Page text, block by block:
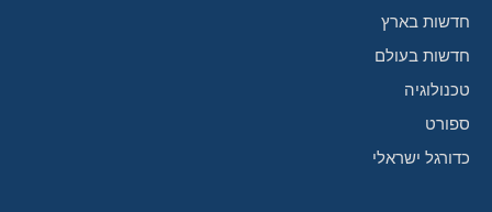
חדשות בארץ
חדשות בעולם
טכנולוגיה
ספורט
כדורגל ישראלי